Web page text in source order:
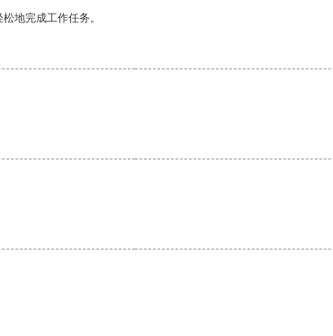
地完成工作任务。